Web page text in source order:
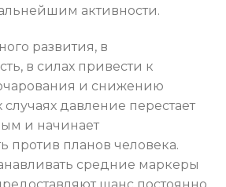
активности.
развития, в
в силах привести к
и снижению
случаях давление перестает
и начинает
против планов человека.
средние маркеры